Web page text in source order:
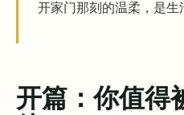
开家门那刻的温柔，是生
开篇：你值得